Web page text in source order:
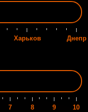
Харьков Днепр
7 8 9 10